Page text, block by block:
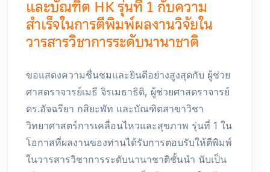
และบัณฑิต HK รุ่นที่ 1 กับความ
สำเร็จในการตีพิมพ์ผลงานวิจัยใน
วารสารวิชาการระดับนานาชาติ
ขอแสดงความชื่นชมและยินดีอย่างสูงสุดกับ ผู้ช่วย
ศาสตราจารย์เมธี จิรเมธาธิติ, ผู้ช่วยศาสตราจารย์
ดร.อัจฉรียา กสิยะพัท และบัณฑิตสาขาวิชา
วิทยาศาสตร์การเคลื่อนไหวและสุขภาพ รุ่นที่ 1 ใน
โอกาสที่ผลงานของท่านได้รับการตอบรับให้ตีพิมพ์
ในวารสารวิชาการระดับนานาชาติชั้นนำ นับเป็น